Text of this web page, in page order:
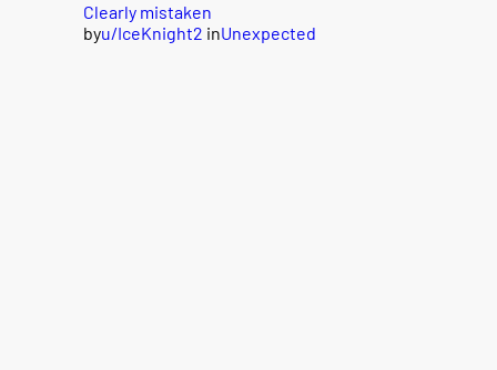
Clearly mistaken
byu/IceKnight2 inUnexpected